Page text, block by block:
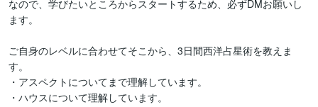
なので、学びたいところからスタートするため、必ずDMお願いし
ます。
ご自身のレベルに合わせてそこから、3日間西洋占星術を教えま
す。
・アスペクトについてまで理解しています。
・ハウスについて理解しています。